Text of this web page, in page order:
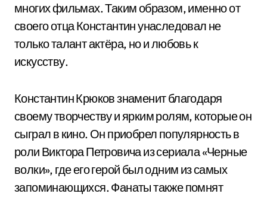
многих фильмах. Таким образом, именно от
своего отца Константин унаследовал не
только талант актёра, но и любовь к
искусству.
Константин Крюков знаменит благодаря
своему творчеству и ярким ролям, которые он
сыграл в кино. Он приобрел популярность в
роли Виктора Петровича из сериала «Черные
волки», где его герой был одним из самых
запоминающихся. Фанаты также помнят